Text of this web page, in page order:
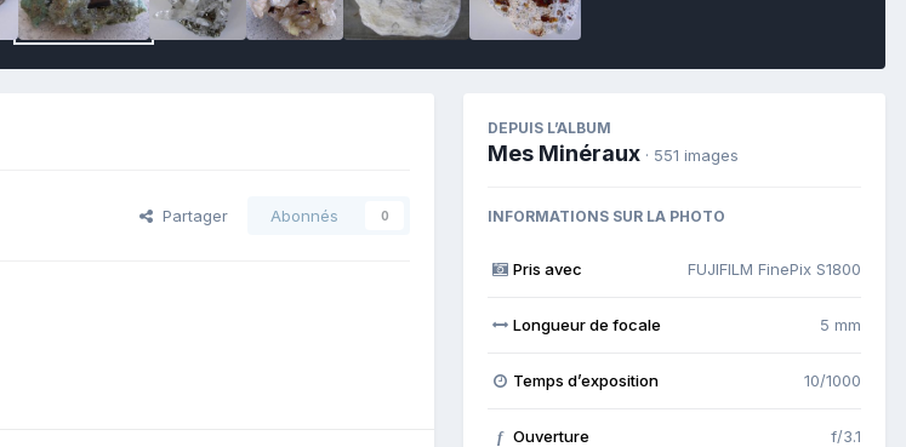
Partager Abonnés 0
DEPUIS L’ALBUM
Mes Minéraux · 551 images
INFORMATIONS SUR LA PHOTO
Pris avec FUJIFILM FinePix S1800
Longueur de focale 5 mm
Temps d’exposition 10/1000
f Ouverture f/3.1